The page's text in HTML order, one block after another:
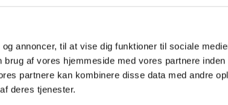
annoncer, til at vise dig funktioner til sociale
af vores hjemmeside med vores partnere inden
partnere kan kombinere disse data med andre
deres tjenester.
Vi spiser sammen ved spisestuens plankeborde til
serveres anrette på fade, der går rundt.
Køkkenet laver sæsonbetonet mad uden dogmer. Stilen er
Som udgangspunkt er menuen vegetarisk torsdag og